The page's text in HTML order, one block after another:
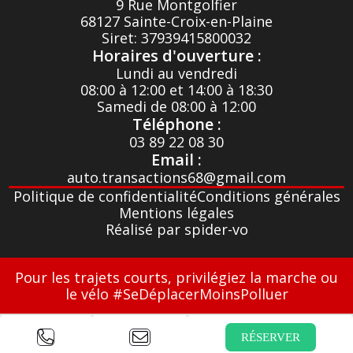
9 Rue Montgolfier
68127 Sainte-Croix-en-Plaine
Siret: 37939415800032
Horaires d'ouverture :
Lundi au vendredi
08:00 à 12:00 et 14:00 à 18:30
Samedi de 08:00 à 12:00
Téléphone :
03 89 22 08 30
Email :
auto.transactions68@gmail.com
Politique de confidentialitéConditions générales
Mentions légales
Réalisé par spider-vo
Pour les trajets courts, privilégiez la marche ou
le vélo #SeDéplacerMoinsPolluer
RÉSERVER